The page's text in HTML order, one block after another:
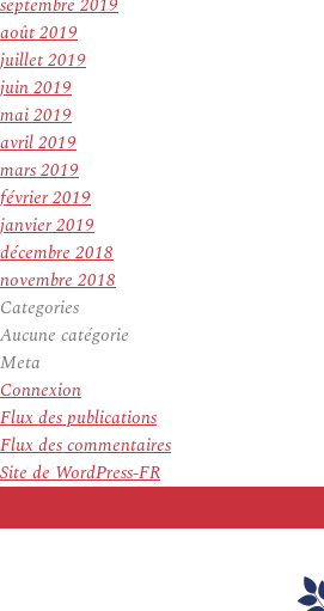
août 2019
juillet 2019
juin 2019
mai 2019
avril 2019
mars 2019
février 2019
janvier 2019
décembre 2018
novembre 2018
Categories
Aucune catégorie
Meta
Connexion
Flux des publications
Flux des commentaires
Site de WordPress-FR